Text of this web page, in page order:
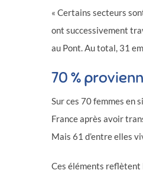
« Certains secteurs
ont successivement
au Pont. Au total, 31
70 %
Sur ces 70 femmes en
France après avoir
Mais 61 d’entre elles
Ces éléments reflètent